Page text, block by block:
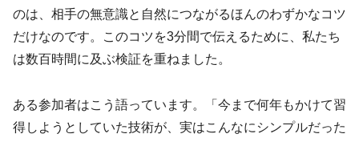
のは、相手の無意識と自然につながるほんのわずかなコツ
だけなのです。このコツを3分間で伝えるために、私たち
は数百時間に及ぶ検証を重ねました。
ある参加者はこう語っています。「今まで何年もかけて習
得しようとしていた技術が、実はこんなにシンプルだった